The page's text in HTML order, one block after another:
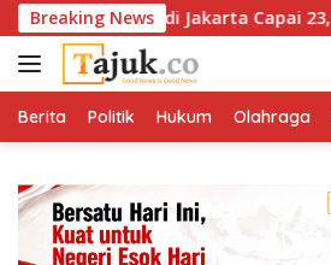
Langsung
ke
konten
Breaking News
Sampah di Jakarta Capai 23,14 Persen
Berita Politik Hukum Olahraga